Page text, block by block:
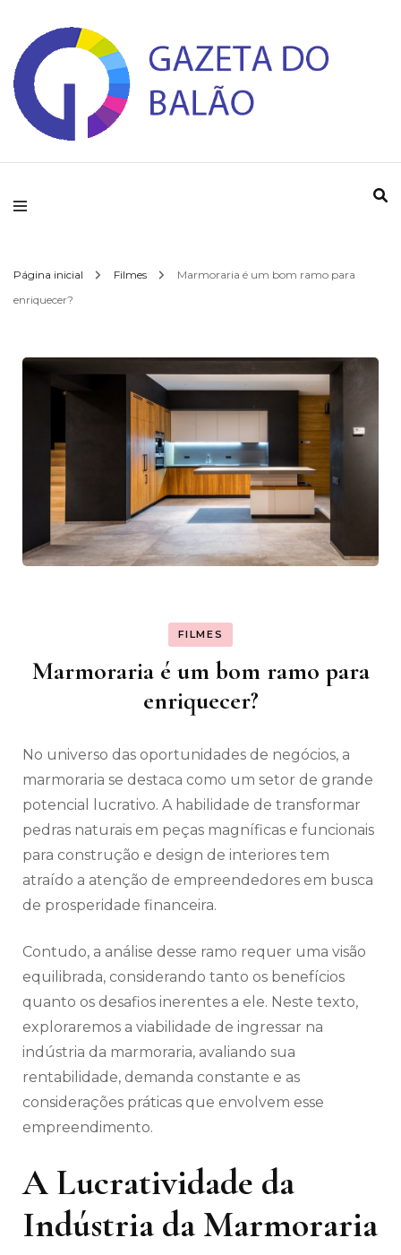
Gazeta do Balao
Página inicial Filmes
Marmoraria é um bom ramo para
enriquecer?
FILMES
Marmoraria é um bom ramo para
enriquecer?
No universo das oportunidades de negócios, a
marmoraria se destaca como um setor de grande
potencial lucrativo. A habilidade de transformar
pedras naturais em peças magníficas e funcionais
para construção e design de interiores tem
atraído a atenção de empreendedores em busca
de prosperidade financeira.
Contudo, a análise desse ramo requer uma visão
equilibrada, considerando tanto os benefícios
quanto os desafios inerentes a ele. Neste texto,
exploraremos a viabilidade de ingressar na
indústria da marmoraria, avaliando sua
rentabilidade, demanda constante e as
considerações práticas que envolvem esse
empreendimento.
A Lucratividade da
Indústria da Marmoraria